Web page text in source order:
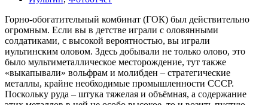
Горно-обогатительный комбинат (ГОК) был действительно
огромным. Если вы в детстве играли с оловянными
солдатиками, с высокой вероятностью, вы играли
иультинским оловом. Здесь добывали не только олово, это
было мультиметаллическое месторождение, тут также
«выкапывали» вольфрам и молибден – стратегические
металлы, крайне необходимые промышленности СССР.
Поскольку руда – штука тяжелая и объёмная, а содержание